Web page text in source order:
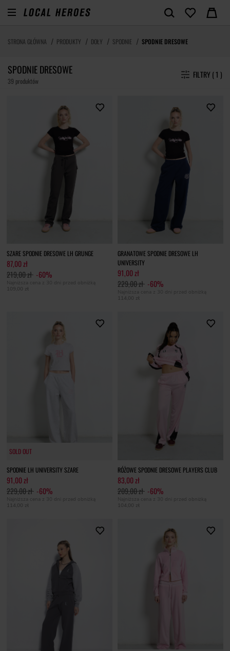
STRONA GŁÓWNA PRODUKTY DOŁY SPODNIE SPODNIE DRESOWE
SPODNIE DRESOWE
39 produktów
FILTRY ( 1 )
SZARE SPODNIE DRESOWE LH GRUNGE
87,00 zł
219,00 zł -60%
Najniższa cena z 30 dni przed obniżką
109,00 zł
GRANATOWE SPODNIE DRESOWE LH
UNIVERSITY
91,00 zł
229,00 zł -60%
Najniższa cena z 30 dni przed obniżką
114,00 zł
SOLD OUT
SOLD OUT
SPODNIE LH UNIVERSITY SZARE
91,00 zł
229,00 zł -60%
Najniższa cena z 30 dni przed obniżką
114,00 zł
RÓŻOWE SPODNIE DRESOWE PLAYERS CLUB
83,00 zł
209,00 zł -60%
Najniższa cena z 30 dni przed obniżką
104,00 zł